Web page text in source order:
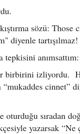
sözü:
diyenle tartışılmaz!
tepkisini anımsattım:
birbirini izliyordu.
“mukaddes
oturduğu sıradan
yazarsak “Ne